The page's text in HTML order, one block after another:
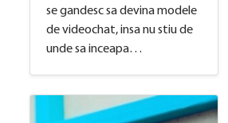
se gandesc sa devina modele
de videochat, insa nu stiu de
unde sa inceapa…